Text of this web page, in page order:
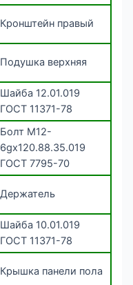
Кронштейн правый
Подушка верхняя
Шайба 12.01.019
ГОСТ 11371-78
Болт М12-
6gх120.88.35.019
ГОСТ 7795-70
Держатель
Шайба 10.01.019
ГОСТ 11371-78
Крышка панели пола